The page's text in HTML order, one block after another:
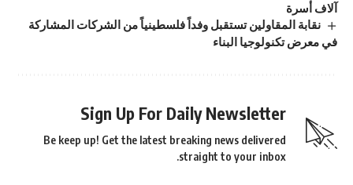
آلاف أسرة
نقابة المقاولين تستقبل وفداً فلسطينياً من الشركات المشاركة
في معرض تكنولوجيا البناء
Sign Up For Daily Newsletter
Be keep up! Get the latest breaking news delivered
straight to your inbox.